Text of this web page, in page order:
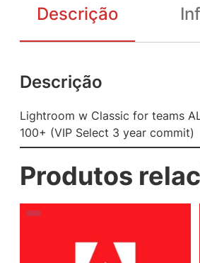
Descrição
Descrição
Lightroom w Classic for teams
100+ (VIP Select 3 year commit)
Produtos